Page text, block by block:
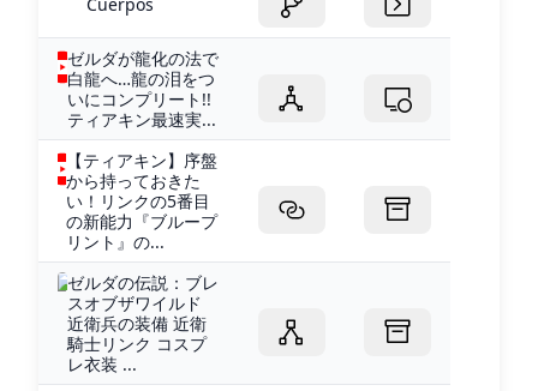
ゼルダが龍化の法で
白龍へ…龍の泪をつ
いにコンプリート!!
ティアキン最速実...
【ティアキン】序盤
から持っておきた
い！リンクの5番目
の新能力『ブループ
リント』の...
ゼルダの伝説：ブレ
スオブザワイルド
近衛兵の装備 近衛
騎士リンク コスプ
レ衣装 ...